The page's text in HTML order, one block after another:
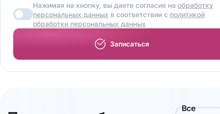
Нажимая на кнопку, вы даете согласие наобработку
персональных данных в соответствии с политикой
обработки персональных данных
Записаться
Все